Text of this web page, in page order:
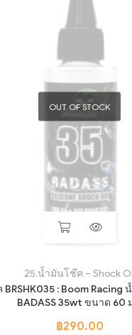
OUT OF STOCK
25.น้ำมันโช๊ค – Shock
Racing น้ำมันโช้กซิลิโคน
BADASS 35wt ขนาด 60
฿290.00